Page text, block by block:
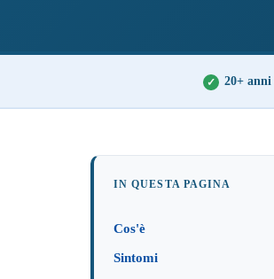
20+ anni
IN QUESTA PAGINA
Cos'è
Sintomi